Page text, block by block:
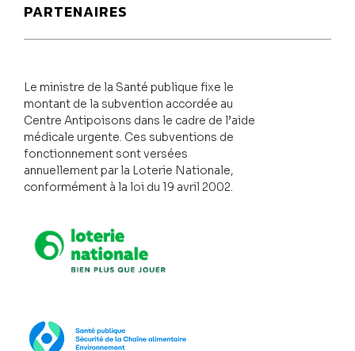
PARTENAIRES
Le ministre de la Santé publique fixe le
montant de la subvention accordée au
Centre Antipoisons dans le cadre de l’aide
médicale urgente. Ces subventions de
fonctionnement sont versées
annuellement par la Loterie Nationale,
conformément à la loi du 19 avril 2002.
Loterie Nationale